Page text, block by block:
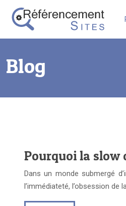
Blog
Pourquoi la slow
Dans un monde submergé
l’immédiateté, l’obsession